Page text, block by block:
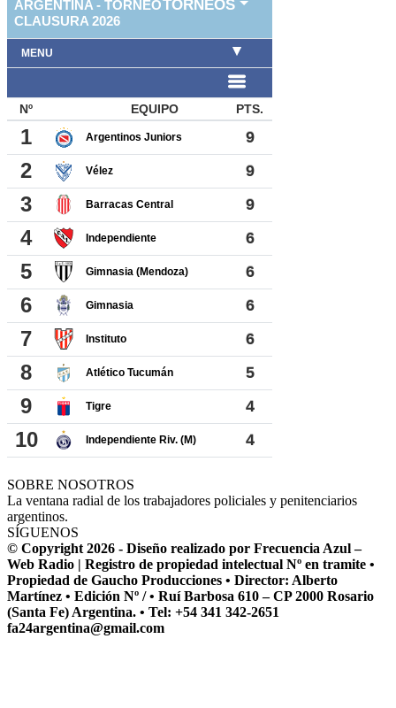
SOBRE NOSOTROS
La ventana radial de los trabajadores policiales y penitenciarios
argentinos.
SÍGUENOS
© Copyright 2026 - Diseño realizado por Frecuencia Azul –
Web Radio | Registro de propiedad intelectual Nº en tramite •
Propiedad de Gaucho Producciones • Director: Alberto
Martínez • Edición Nº / • Ruí Barbosa 610 – CP 2000 Rosario
(Santa Fe) Argentina. • Tel: +54 341 342-2651
fa24argentina@gmail.com